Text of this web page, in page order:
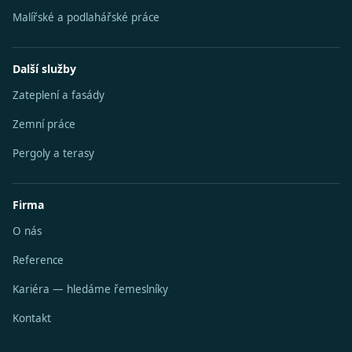
Malířské a podlahářské práce
Další služby
Zateplení a fasády
Zemní práce
Pergoly a terasy
Firma
O nás
Reference
Kariéra — hledáme řemeslníky
Kontakt